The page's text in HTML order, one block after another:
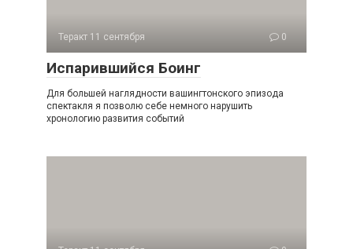
Теракт 11 сентября 0
Испарившийся Боинг
Для большей наглядности вашингтонского эпизода
спектакля я позволю себе немного нарушить
хронологию развития событий